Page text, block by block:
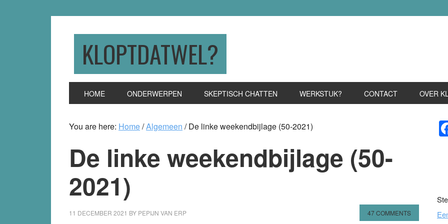
KLOPTDATWEL?
HOME ONDERWERPEN SKEPTISCH CHATTEN WERKSTUK? CONTACT OVER
You are here: Home/Algemeen /De linke weekendbijlage (50-2021)
De linke weekendbijlage (50-
2021)
11 DECEMBER 2021 BY PEPIJN VAN ERP 47 COMMENTS